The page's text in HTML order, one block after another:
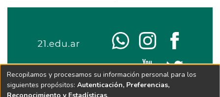
Recopilamos y procesamos su información personal para los
siguientes propósitos: Autenticación, Preferencias,